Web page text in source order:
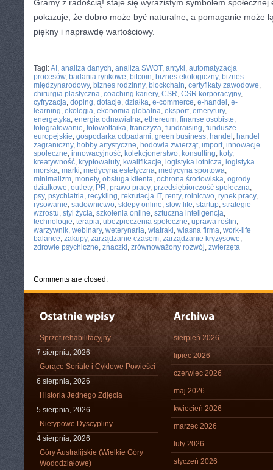
Gramy z radością! staje się wyrazistym symbolem
pokazuje, że dobro może być naturalne, a pomaganie może
piękny i naprawdę wartościowy.
Tagi:AI , analiza danych, analiza SWOT, antyki, automatyzacja
procesów, badania rynkowe, bitcoin, biznes ekologiczny, biznes
międzynarodowy, biznes rodzinny, blockchain, certyfikaty zawodowe,
chirurgia plastyczna, coaching kariery, CSR, CSR korporacyjny,
cyfryzacja, doping, dotacje, działka, e-commerce, e-handel , e-
learning, ekologia, ekonomia globalna, eksport, emerytury,
energetyka, energia odnawialna, ethereum, finanse osobiste,
fotografowanie, fotowoltaika, franczyza, fundraising, fundusze
europejskie, gospodarka odpadami, green business, handel , handel
zagraniczny, hobby artystyczne, hodowla zwierząt, import, innowacje
społeczne, innowacyjność, kolekcjonerstwo, konsulting, koty,
kreatywność, kryptowaluty, kwalifikacje, logistyka lotnicza, logistyka
morska, marki, medycyna estetyczna, medycyna sportowa,
minimalizm, monety, obsługa klienta, ochrona środowiska, ogrody
działkowe, outlety, PR, prawo pracy, przedsiębiorczość społeczna,
psy, psychiatria, recykling, rekrutacja IT, renty, rolnictwo, rynek pracy,
rysowanie, sadownictwo, sklepy online, slow life, startup, strategie
wzrostu, styl życia, szkolenia online, sztuczna inteligencja,
technologie, terapia, ubezpieczenia społeczne, uprawa roślin,
warzywnik, webinary, weterynaria, wiatraki, własna firma, work-life
balance, zakupy, zarządzanie czasem, zarządzanie kryzysowe,
zdrowie psychiczne, znaczki, zrównoważony rozwój, zwierzęta
Comments are closed.
Sprzęt rehabilitacyjny
7 sierpnia, 2026
Gorące Seriale i Cyklowe Powieści
6 sierpnia, 2026
Historia Jednego Zdjęcia
5 sierpnia, 2026
Nietypowe Dyscypliny
4 sierpnia, 2026
Góry Australijskie (Wielkie Góry
Wododziałowe)
sierpień 2026
lipiec 2026
czerwiec 2026
maj 2026
kwiecień 2026
marzec 2026
luty 2026
styczeń 2026